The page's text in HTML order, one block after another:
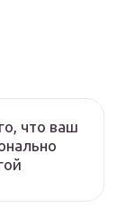
что ваш